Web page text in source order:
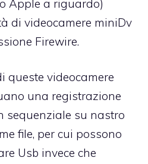
Apple a riguardo)
di videocamere miniDv
Firewire.
queste videocamere
una registrazione
sequenziale su nastro
file, per cui possono
Usb invece che